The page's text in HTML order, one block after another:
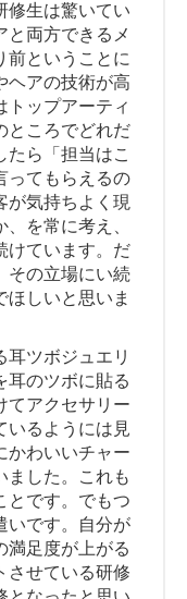
修生は驚いてい
と両方できるメ
前ということに
ヘアの技術が高
トップアーティ
ところでどれだ
たら「担当はこ
ってもらえるの
が気持ちよく現
を常に考え、
けています。だ
その立場にい続
ほしいと思いま
耳ツボジュエリ
耳のツボに貼る
てアクセサリー
いるようには見
かわいいチャー
ました。これも
とです。でもつ
いです。自分が
満足度が上がる
させている研修